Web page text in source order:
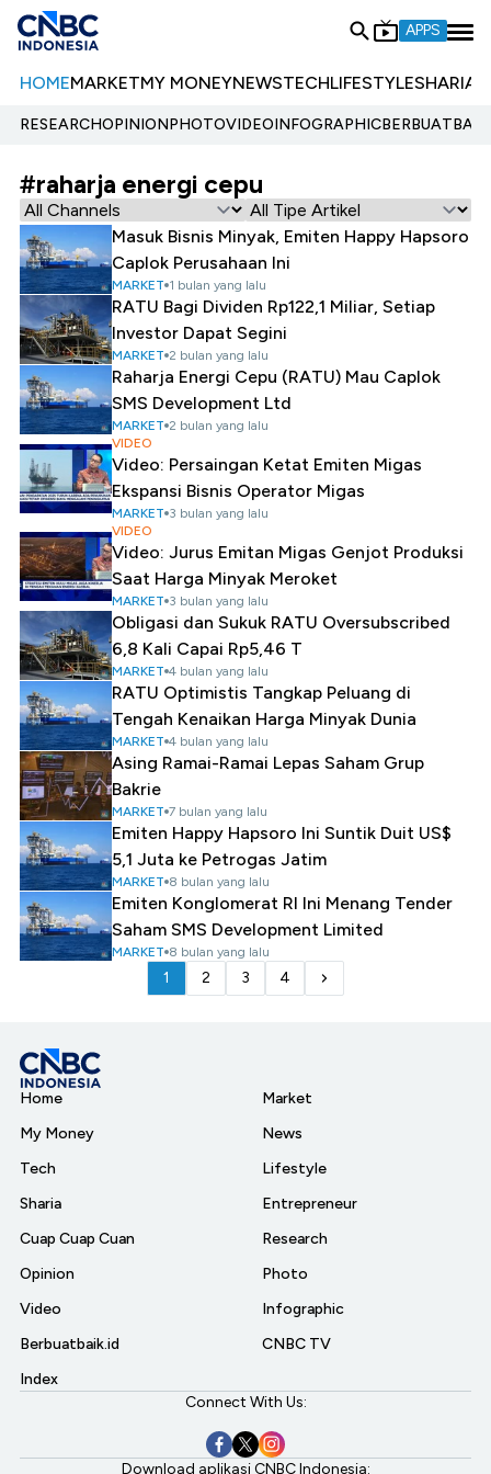
APPS
HOMEMARKETMY MONEYNEWSTECHLIFESTYLESHARIA
RESEARCHOPINIONPHOTOVIDEOINFOGRAPHIC
#raharja energi cepu
Masuk Bisnis Minyak, Emiten Happy Hapsoro
Caplok Perusahaan Ini
MARKET 1 bulan yang lalu
RATU Bagi Dividen Rp122,1 Miliar, Setiap
Investor Dapat Segini
MARKET 2 bulan yang lalu
Raharja Energi Cepu (RATU) Mau Caplok
SMS Development Ltd
MARKET 2 bulan yang lalu
VIDEO
Video: Persaingan Ketat Emiten Migas
Ekspansi Bisnis Operator Migas
MARKET 3 bulan yang lalu
VIDEO
Video: Jurus Emitan Migas Genjot Produksi
Saat Harga Minyak Meroket
MARKET 3 bulan yang lalu
Obligasi dan Sukuk RATU Oversubscribed
6,8 Kali Capai Rp5,46 T
MARKET 4 bulan yang lalu
RATU Optimistis Tangkap Peluang di
Tengah Kenaikan Harga Minyak Dunia
MARKET 4 bulan yang lalu
Asing Ramai-Ramai Lepas Saham Grup
Bakrie
MARKET 7 bulan yang lalu
Emiten Happy Hapsoro Ini Suntik Duit US$
5,1 Juta ke Petrogas Jatim
MARKET 8 bulan yang lalu
Emiten Konglomerat RI Ini Menang Tender
Saham SMS Development Limited
MARKET 8 bulan yang lalu
1 2 3 4
Home
My Money
Tech
Sharia
Cuap Cuap Cuan
Opinion
Video
Berbuatbaik.id
Index
Market
News
Lifestyle
Entrepreneur
Research
Photo
Infographic
CNBC TV
Connect With Us:
Download aplikasi CNBC Indonesia: